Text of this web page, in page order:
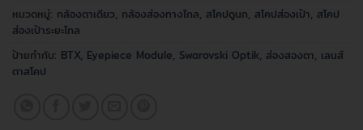
หมวดหมู่: กล้องตาเดียว, กล้องส่องทางไกล, สโคปดูนก, สโคปส่องเป้า, สโคป
ส่องเป้าระยะไกล
ป้ายกำกับ: BTX, Eyepiece Module, Swarovski Optik, ส่องสองตา, เลนส์
ตาสโคป